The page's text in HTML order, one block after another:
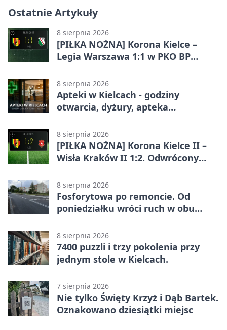
Ostatnie Artykuły
8 sierpnia 2026
[PIŁKA NOŻNA] Korona Kielce –
Legia Warszawa 1:1 w PKO BP
zatrzymali lidera
8 sierpnia 2026
Apteki w Kielcach - godziny
otwarcia, dyżury, apteka
8 sierpnia 2026
[PIŁKA NOŻNA] Korona Kielce II –
Wisła Kraków II 1:2. Odwrócony
(Grupa IV)
8 sierpnia 2026
Fosforytowa po remoncie. Od
poniedziałku wróci ruch w obu
8 sierpnia 2026
7400 puzzli i trzy pokolenia przy
jednym stole w Kielcach.
7 sierpnia 2026
Nie tylko Święty Krzyż i Dąb Bartek.
Oznakowano dziesiątki miejsc